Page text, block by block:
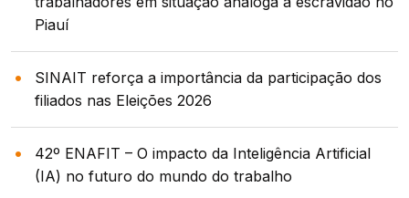
Piauí
SINAIT reforça a importância da participação dos
filiados nas Eleições 2026
42º ENAFIT – O impacto da Inteligência Artificial
(IA) no futuro do mundo do trabalho